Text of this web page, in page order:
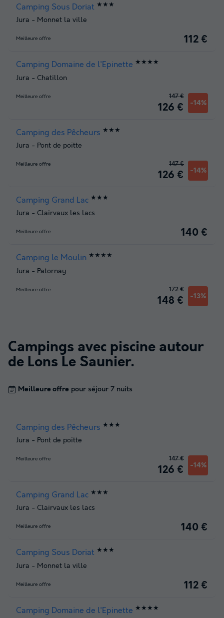
Camping Sous Doriat ★★★
Jura - Monnet la ville
Meilleure offre 112 €
Camping Domaine de l'Epinette ★★★★
Jura - Chatillon
Meilleure offre
126 € -14%
147 €
Camping des Pêcheurs ★★★
Jura - Pont de poitte
Meilleure offre
126 € -14%
147 €
Camping Grand Lac ★★★
Jura - Clairvaux les lacs
Meilleure offre 140 €
Camping le Moulin ★★★★
Jura - Patornay
Meilleure offre
148 € -13%
172 €
Campings avec piscine autour
de Lons Le Saunier.
Meilleure offre pour séjour 7 nuits
Camping des Pêcheurs ★★★
Jura - Pont de poitte
Meilleure offre
126 € -14%
147 €
Camping Grand Lac ★★★
Jura - Clairvaux les lacs
Meilleure offre 140 €
Camping Sous Doriat ★★★
Jura - Monnet la ville
Meilleure offre 112 €
Camping Domaine de l'Epinette ★★★★